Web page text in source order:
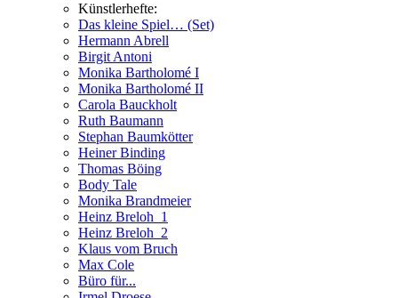
Künstlerhefte:
Das kleine Spiel… (Set)
Hermann Abrell
Birgit Antoni
Monika Bartholomé I
Monika Bartholomé II
Carola Bauckholt
Ruth Baumann
Stephan Baumkötter
Heiner Binding
Thomas Böing
Body Tale
Monika Brandmeier
Heinz Breloh_1
Heinz Breloh_2
Klaus vom Bruch
Max Cole
Büro für...